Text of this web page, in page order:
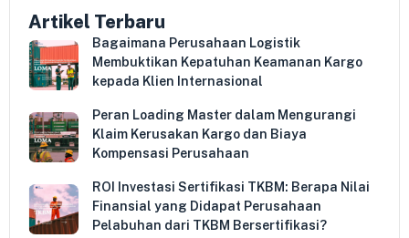
Artikel Terbaru
Bagaimana Perusahaan Logistik
Membuktikan Kepatuhan Keamanan Kargo
kepada Klien Internasional
Peran Loading Master dalam Mengurangi
Klaim Kerusakan Kargo dan Biaya
Kompensasi Perusahaan
ROI Investasi Sertifikasi TKBM: Berapa Nilai
Finansial yang Didapat Perusahaan
Pelabuhan dari TKBM Bersertifikasi?